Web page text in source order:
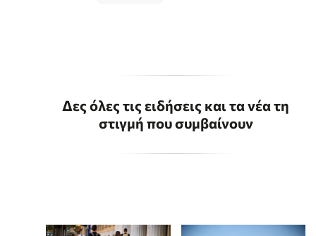
Δες όλες τις ειδήσεις και τα νέα τη
στιγμή που συμβαίνουν